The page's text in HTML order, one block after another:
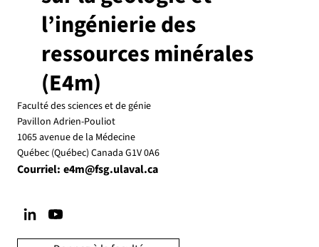
l’ingénierie des
ressources minérales
(E4m)
Faculté des sciences et de génie
Pavillon Adrien-Pouliot
1065 avenue de la Médecine
Québec (Québec) Canada G1V 0A6
Courriel: e4m@fsg.ulaval.ca